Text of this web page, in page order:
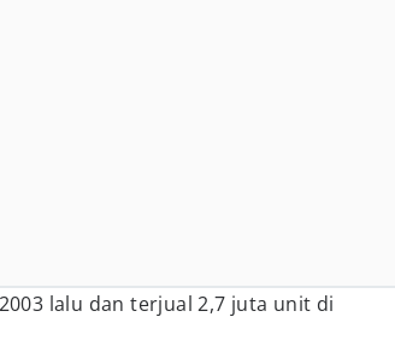
lalu dan terjual 2,7 juta unit di